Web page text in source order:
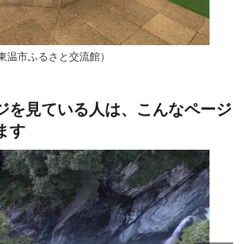
温市ふるさと交流館）
を見ている人は、こんなページ
す